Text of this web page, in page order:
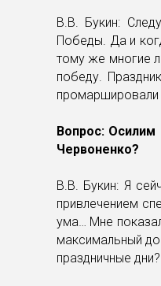
В.В. Букин:
Победы. Да и
тому же многие
победу.
промаршировали
Вопрос: Осилим
Червоненко?
В.В. Букин: Я
привлечением
ума… Мне
максимальный
праздничные дни?